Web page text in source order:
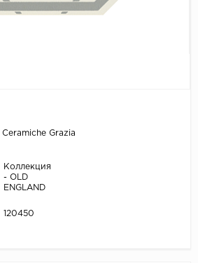
Ceramiche Grazia
Коллекция
- OLD
ENGLAND
120450